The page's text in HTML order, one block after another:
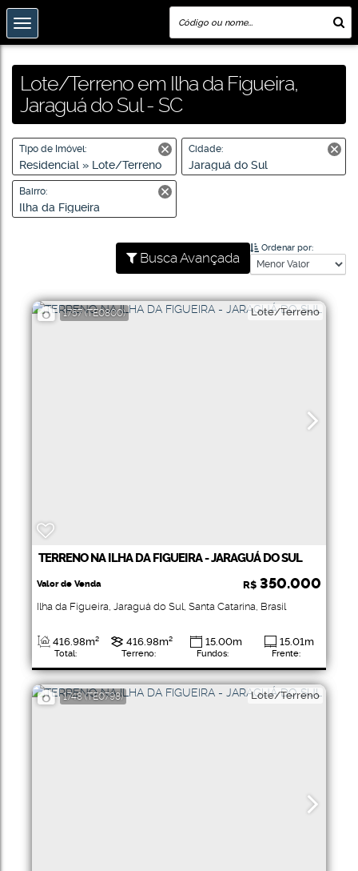
Lote/Terreno em Ilha da Figueira,
Jaraguá do Sul - SC
Tipo de Imóvel:
Residencial » Lote/Terreno
Cidade:
Jaraguá do Sul
Bairro:
Ilha da Figueira
Busca Avançada
Ordenar por:
1757 (TE0800) Lote/Terreno
TERRENO NA ILHA DA FIGUEIRA - JARAGUÁ DO SUL
R$ 350.000
Valor de Venda
Ilha da Figueira, Jaraguá do Sul, Santa Catarina, Brasil
Total:
416 .98m²
Terreno:
416 .98m²
Fundos:
15.00m
Frente:
15 .01 m
1748 (TE0798) Lote/Terreno